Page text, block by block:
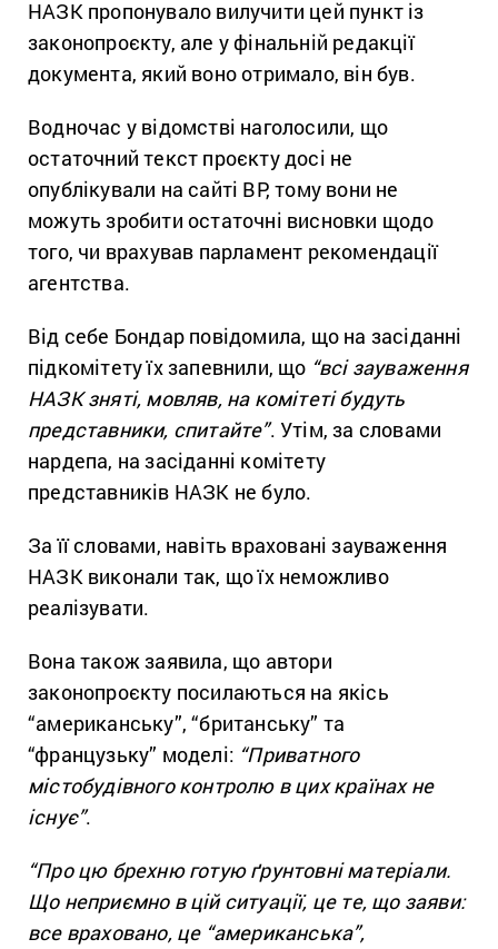
НАЗК пропонувало вилучити цей пункт із
законопроєкту, але у фінальній редакції
документа, який воно отримало, він був.
Водночас у відомстві наголосили, що
остаточний текст проєкту досі не
опублікували на сайті ВР, тому вони не
можуть зробити остаточні висновки щодо
того, чи врахував парламент рекомендації
агентства.
Від себе Бондар повідомила, що на засіданні
підкомітету їх запевнили, що “всі зауваження
НАЗК зняті, мовляв, на комітеті будуть
представники, спитайте”. Утім, за словами
нардепа, на засіданні комітету
представників НАЗК не було.
За її словами, навіть враховані зауваження
НАЗК виконали так, що їх неможливо
реалізувати.
Вона також заявила, що автори
законопроєкту посилаються на якісь
“американську”, “британську” та
“французьку” моделі: “Приватного
містобудівного контролю в цих країнах не
існує”.
“Про цю брехню готую ґрунтовні матеріали.
Що неприємно в цій ситуації, це те, що заяви:
все враховано, це “американська”,